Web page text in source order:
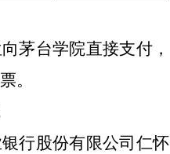
茅台学院直接支付，
。
行股份有限公司仁怀